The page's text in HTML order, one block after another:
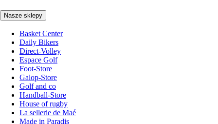
Nasze sklepy
Basket Center
Daily Bikers
Direct-Volley
Espace Golf
Foot-Store
Galop-Store
Golf and co
Handball-Store
House of rugby
La sellerie de Maé
Made in Paradis